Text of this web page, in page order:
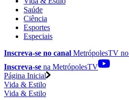
Saúde
Ciência
Esportes
Especiais
Inscreva-se no canal MetrópolesTV no
Inscreva-se na MetrópolesTV
Página Inicial
Vida & Estilo
Vida & Estilo